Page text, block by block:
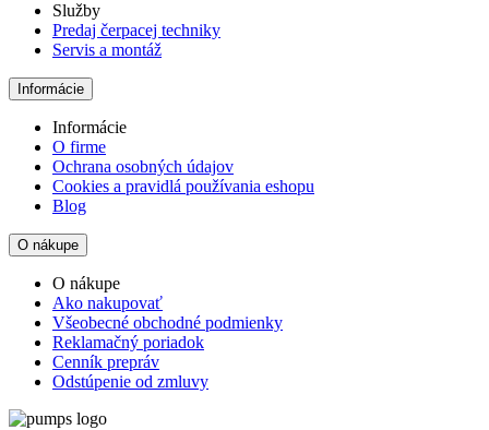
Služby
Predaj čerpacej techniky
Servis a montáž
Informácie
Informácie
O firme
Ochrana osobných údajov
Cookies a pravidlá používania eshopu
Blog
O nákupe
O nákupe
Ako nakupovať
Všeobecné obchodné podmienky
Reklamačný poriadok
Cenník prepráv
Odstúpenie od zmluvy